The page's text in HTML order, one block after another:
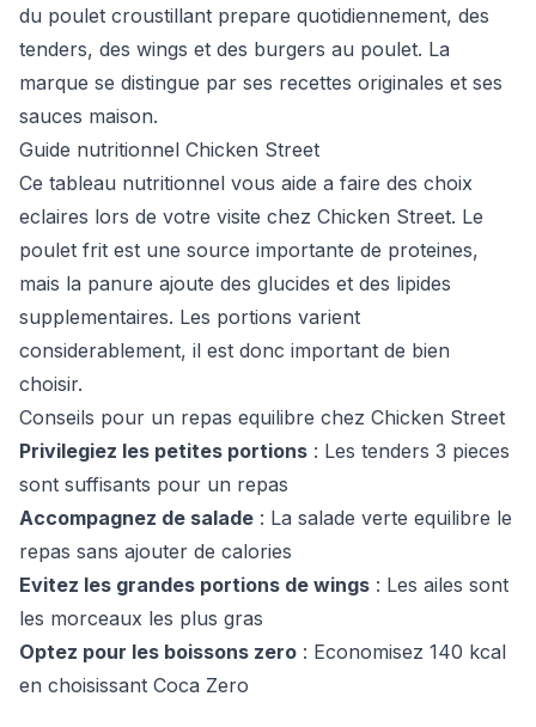
du poulet croustillant prepare quotidiennement, des
tenders, des wings et des burgers au poulet. La
marque se distingue par ses recettes originales et ses
sauces maison.
Guide nutritionnel Chicken Street
Ce tableau nutritionnel vous aide a faire des choix
eclaires lors de votre visite chez Chicken Street. Le
poulet frit est une source importante de proteines,
mais la panure ajoute des glucides et des lipides
supplementaires. Les portions varient
considerablement, il est donc important de bien
choisir.
Conseils pour un repas equilibre chez Chicken Street
Privilegiez les petites portions : Les tenders 3 pieces
sont suffisants pour un repas
Accompagnez de salade : La salade verte equilibre le
repas sans ajouter de calories
Evitez les grandes portions de wings : Les ailes sont
les morceaux les plus gras
Optez pour les boissons zero : Economisez 140 kcal
en choisissant Coca Zero